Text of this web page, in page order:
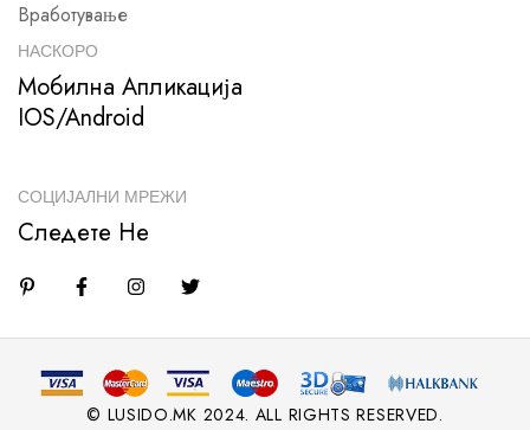
Вработување
НАСКОРО
Мобилна Апликација
IOS/Android
СОЦИЈАЛНИ МРЕЖИ
Следете Не
© LUSIDO.MK 2024. ALL RIGHTS RESERVED.